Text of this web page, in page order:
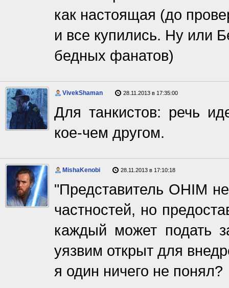
как настоящая (до
и все купились. Ну или
бедных фанатов)
VivekShaman 28.11.2013 в 17:35:00
Для танкистов: речь
кое-чем другом.
MishaKenobi 28.11.2013 в 17:10:18
"Представитель OHIM
частностей, но
каждый может подать
уязвим открыт для
я один ничего не понял?